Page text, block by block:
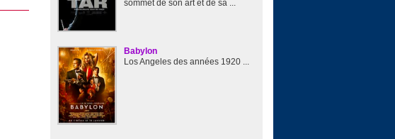
sommet de son art et de sa ...
Babylon
Los Angeles des années 1920 ...